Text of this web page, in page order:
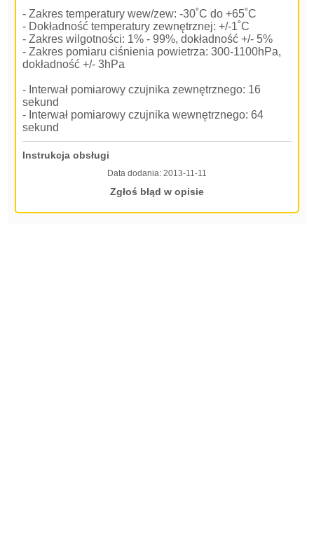
- Zakres temperatury wew/zew: -30˚C do +65˚C
- Dokładność temperatury zewnętrznej: +/-1˚C
- Zakres wilgotności: 1% - 99%, dokładność +/- 5%
- Zakres pomiaru ciśnienia powietrza: 300-1100hPa,
dokładność +/- 3hPa
- Interwał pomiarowy czujnika zewnętrznego: 16
sekund
- Interwał pomiarowy czujnika wewnętrznego: 64
sekund
Instrukcja obsługi
Data dodania: 2013-11-11
Zgłoś błąd w opisie